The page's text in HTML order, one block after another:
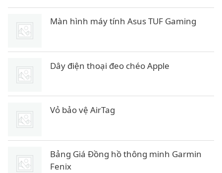
Màn hình máy tính Asus TUF Gaming
Dây điện thoại đeo chéo Apple
Vỏ bảo vệ AirTag
Bảng Giá Đồng hồ thông minh Garmin
Fenix